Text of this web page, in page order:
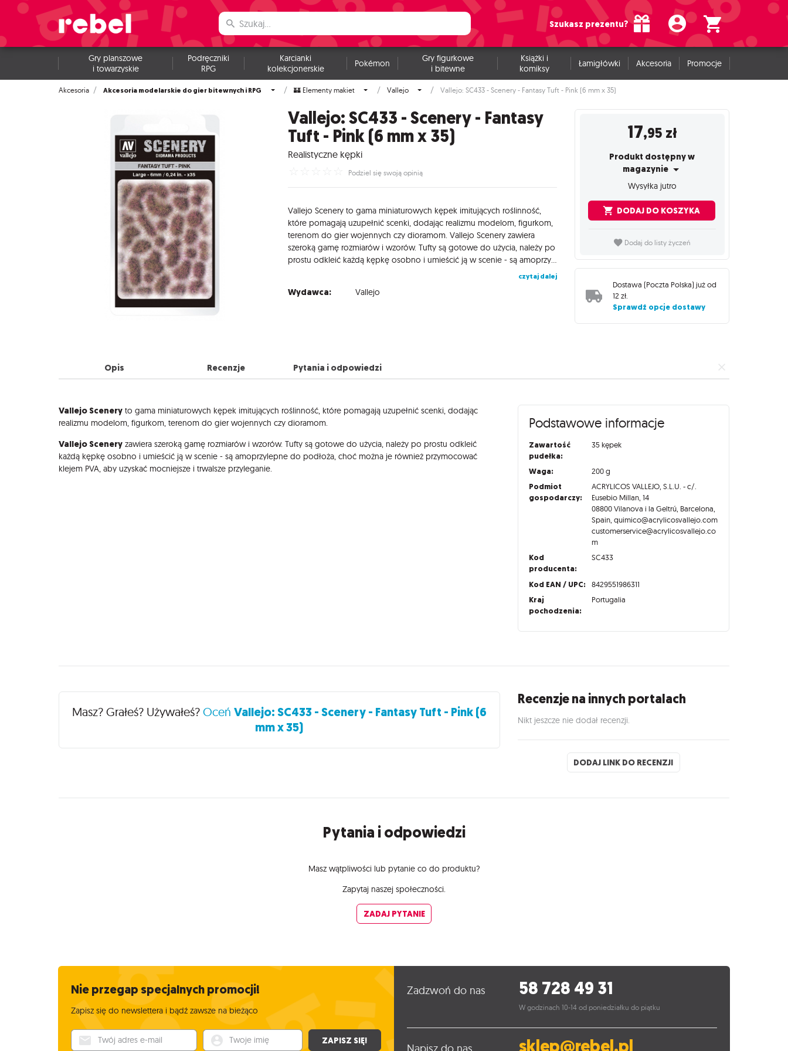
Szukasz prezentu?
Gry planszowe
i towarzyskie
Podręczniki
RPG
Karcianki
kolekcjonerskie
Pokémon
Gry figurkowe
i bitewne
Książki i
komiksy
Łamigłówki Akcesoria Promocje
Akcesoria Akcesoria modelarskie do gier bitewnych i RPG 🏰 Elementy makiet Vallejo Vallejo: SC433 - Scenery - Fantasy Tuft - Pink (6 mm x 35)
Vallejo: SC433 - Scenery - Fantasy
Tuft - Pink (6 mm x 35)
Realistyczne kępki
Podziel się swoją opinią
Vallejo Scenery to gama miniaturowych kępek imitujących roślinność,
które pomagają uzupełnić scenki, dodając realizmu modelom, figurkom,
terenom do gier wojennych czy dioramom. Vallejo Scenery zawiera
szeroką gamę rozmiarów i wzorów. Tufty są gotowe do użycia, należy po
prostu odkleić każdą kępkę osobno i umieścić ją w scenie - są amoprzylepne do podłoża, choć można je również przymocować klejem PVA, aby uzyskać mocniejsze i trwalsze przyleganie.
czytaj dalej
Wydawca: Vallejo
17,95 zł
Produkt dostępny w
magazynie
Wysyłka jutro
DODAJ DO KOSZYKA
Dodaj do listy życzeń
Dostawa (Poczta Polska) już od
12 zł.
Sprawdź opcje dostawy
Opis Recenzje Pytania i odpowiedzi
Opis
Vallejo Scenery to gama miniaturowych kępek imitujących roślinność, które pomagają uzupełnić scenki, dodając
realizmu modelom, figurkom, terenom do gier wojennych czy dioramom.
Vallejo Scenery zawiera szeroką gamę rozmiarów i wzorów. Tufty są gotowe do użycia, należy po prostu odkleić
każdą kępkę osobno i umieścić ją w scenie - są amoprzylepne do podłoża, choć można je również przymocować
klejem PVA, aby uzyskać mocniejsze i trwalsze przyleganie.
Podstawowe informacje
Zawartość
pudełka:
35 kępek
Waga: 200 g
Podmiot
gospodarczy:
ACRYLICOS VALLEJO, S.L.U. - c/.
Eusebio Millan, 14
08800 Vilanova i la Geltrú, Barcelona,
Spain, quimico@acrylicosvallejo.com
customerservice@acrylicosvallejo.co
m
Kod
producenta:
SC433
Kod EAN / UPC: 8429551986311
Kraj
pochodzenia:
Portugalia
Recenzje
Masz? Grałeś? Używałeś? Oceń Vallejo: SC433 - Scenery - Fantasy Tuft - Pink (6
mm x 35)
Recenzje na innych portalach
Nikt jeszcze nie dodał recenzji.
DODAJ LINK DO RECENZJI
Pytania i odpowiedzi
Masz wątpliwości lub pytanie co do produktu?
Zapytaj naszej społeczności.
ZADAJ PYTANIE
Nie przegap specjalnych promocji!
Zapisz się do newslettera i bądź zawsze na bieżąco
Twój adres e-mail Twoje imię ZAPISZ SIĘ!
Zadzwoń do nas 58 728 49 31
W godzinach 10-14 od poniedziałku do piątku
Napisz do nas sklep@rebel.pl